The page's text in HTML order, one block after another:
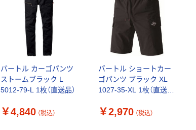
バートル カーゴパンツ
ストームブラック L
5012-79-L 1枚（直送品）
￥4,840 （税込）
バートル ショートカー
ゴパンツ ブラック XL
1027-35-XL 1枚（直送
￥2,970 （税込）